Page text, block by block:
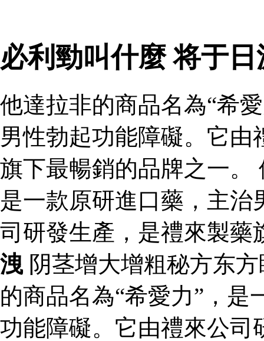
必利勁叫什麼 将于
他達拉非的商品名為“希
男性勃起功能障礙。它
旗下最暢銷的品牌之一。
是一款原研進口藥，主
司研發生產，是禮來製藥
洩 阴茎增大增粗秘方东
的商品名為“希愛力”，
功能障礙。它由禮來公司